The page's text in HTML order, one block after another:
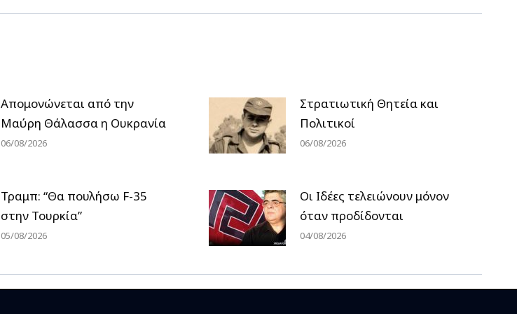
Απομονώνεται από την
Μαύρη Θάλασσα η Ουκρανία
06/08/2026
Στρατιωτική Θητεία και
Πολιτικοί
06/08/2026
Τραμπ: “Θα πουλήσω F-35
στην Τουρκία”
05/08/2026
Οι Ιδέες τελειώνουν μόνον
όταν προδίδονται
04/08/2026